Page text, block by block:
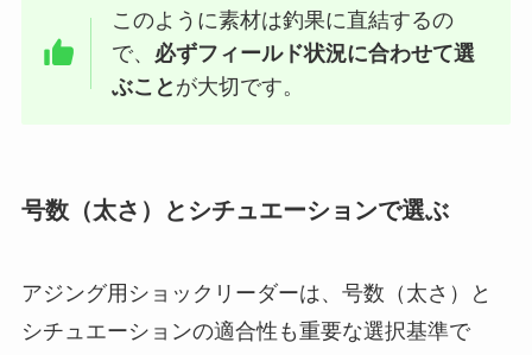
このように素材は釣果に直結するの
で、 必ずフィールド状況に合わせて選
ぶこと が大切です。
号数（太さ）とシチュエーションで選ぶ
アジング用ショックリーダーは、号数（太さ）と
シチュエーションの適合性も重要な選択基準で